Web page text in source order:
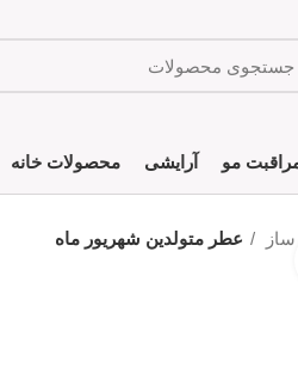
مو آرایشی محصولات خانه
عطر متولدین شهریور ماه